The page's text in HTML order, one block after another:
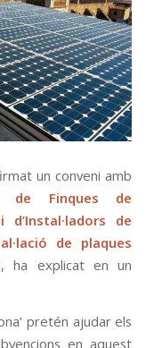
un conveni amb
de Finques de
d’Instal·ladors de
de plaques
, ha explicat en un
pretén ajudar els
en aquest